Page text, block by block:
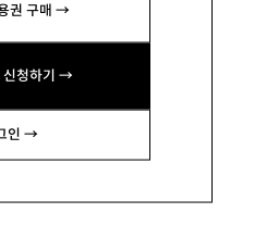
권 구매 →
신청하기 →
인 →
가 잘 보이지 않는다